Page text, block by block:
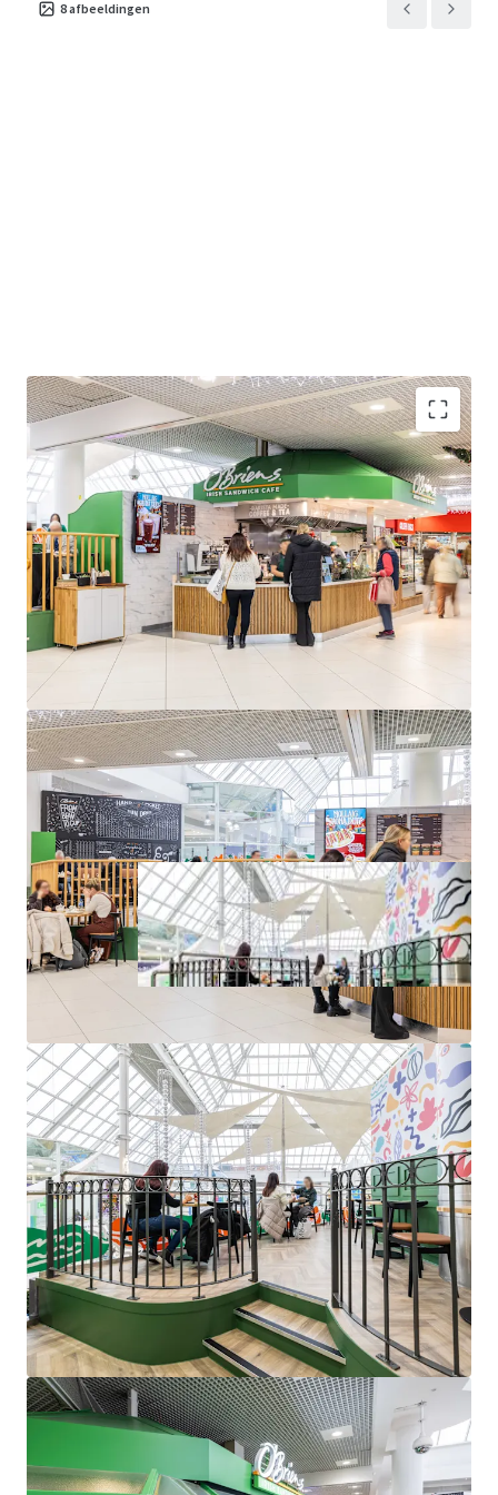
8afbeeldingen
Modern open plan café unit extending to
approximately 1,310 sq. ft. (122 sq. m.) NIA
Occupied by O’Briens Café franchise on a 10-year lease
from 2024
Passing rent of €82,000 per annum from year 3 onwards
Located in The Square Shopping Centre, Tallaght
WAULT of 4.46 to expiry as of April 1st